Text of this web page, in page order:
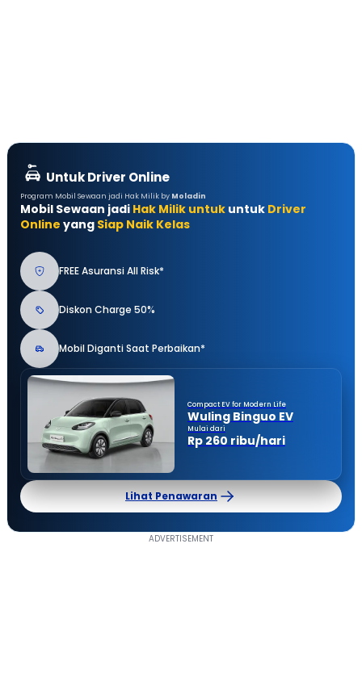
Untuk Driver Online
Program Mobil Sewaan jadi Hak Milik by Moladin
Mobil Sewaan jadi Hak Milik untuk untuk Driver
Online yang Siap Naik Kelas
FREE Asuransi All Risk*
Diskon Charge 50%
Mobil Diganti Saat Perbaikan*
Compact EV for Modern Life
Wuling Binguo EV
Mulai dari
Rp 260 ribu/hari
Lihat Penawaran